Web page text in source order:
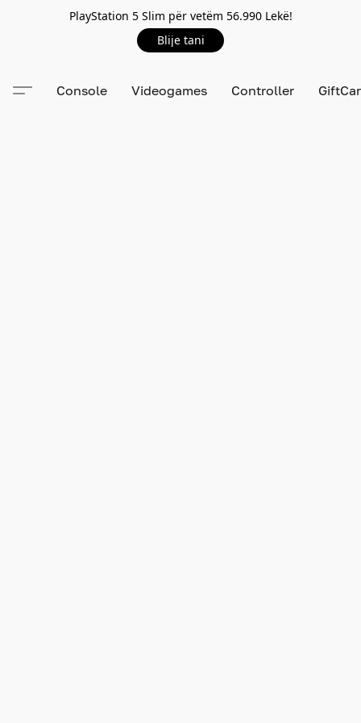
PlayStation 5 Slim për vetëm 56.990 Lekë!
Blije tani
Console Videogames Controller